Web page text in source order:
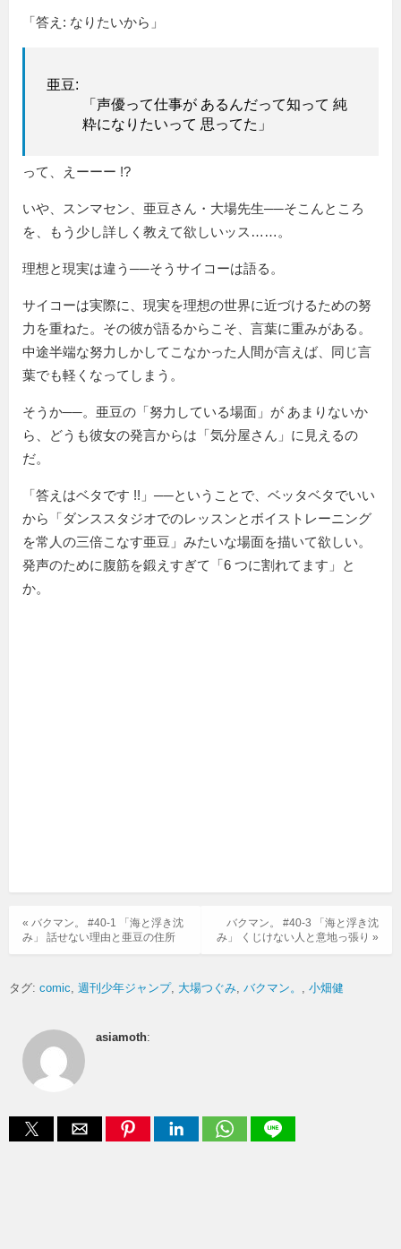
「答え: なりたいから」
亜豆:
「声優って仕事が あるんだって知って 純
粋になりたいって 思ってた」
って、えーーー !?
いや、スンマセン、亜豆さん・大場先生──そこんところ
を、もう少し詳しく教えて欲しいッス……。
理想と現実は違う──そうサイコーは語る。
サイコーは実際に、現実を理想の世界に近づけるための努
力を重ねた。その彼が語るからこそ、言葉に重みがある。
中途半端な努力しかしてこなかった人間が言えば、同じ言
葉でも軽くなってしまう。
そうか──。亜豆の「努力している場面」が あまりないか
ら、どうも彼女の発言からは「気分屋さん」に見えるの
だ。
「答えはベタです !!」──ということで、ベッタベタでいい
から「ダンススタジオでのレッスンとボイストレーニング
を常人の三倍こなす亜豆」みたいな場面を描いて欲しい。
発声のために腹筋を鍛えすぎて「6 つに割れてます」と
か。
バクマン。 #40-3 「海と浮き沈
み」 くじけない人と意地っ張り »
« バクマン。 #40-1 「海と浮き沈
み」 話せない理由と亜豆の住所
タグ: comic 週刊少年ジャンプ 大場つぐみ バクマン。 小畑健
asiamoth: